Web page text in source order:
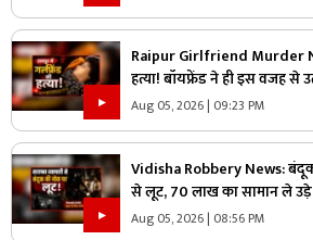
Raipur Girlfriend Murder
हत्या! बॉयफ्रेंड ने ही इस वजह से
रह रहे थे लिव इन में
Aug 05, 2026 | 09:23 PM
Vidisha Robbery News: बंदूक
से लूट, 70 लाख का सामान ले उड़े
Aug 05, 2026 | 08:56 PM